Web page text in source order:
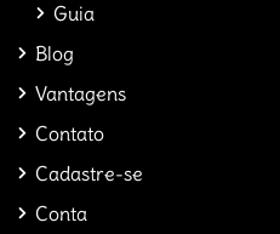
Guia
Blog
Vantagens
Contato
Cadastre-se
Conta